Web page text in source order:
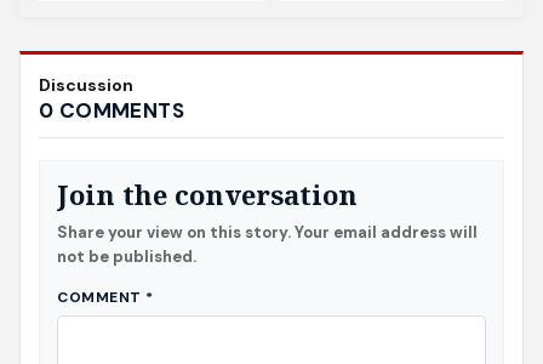
Discussion
0 COMMENTS
Join the conversation
Share your view on this story. Your email address will
not be published.
COMMENT *